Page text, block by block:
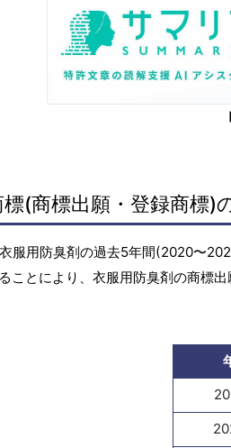
標(商標出願・登録商標)
衣服用防臭剤の過去5年間(2020〜
ことにより、衣服用防臭剤の商標